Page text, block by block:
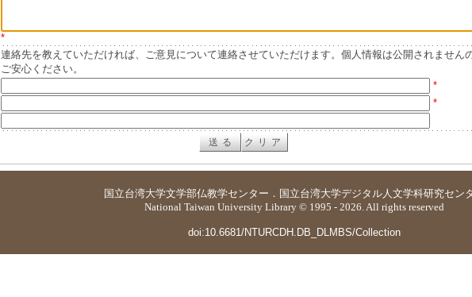
*
連絡先を教えていただければ、ご意見について連絡させていただけます。個人情報は公開されません
ご安心ください。
*
*
国立台湾大学文学部仏教学センター ． 国立台湾大学デジタル人文学科研究セン
National Taiwan University Library © 1995 - 2026. All rights reserved
doi:10.6681/NTURCDH.DB_DLMBS/Collection